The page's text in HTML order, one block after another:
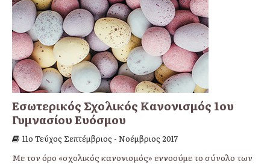
Εσωτερικός Σχολικός Κανονισμός 1ου
Γυμνασίου Ευόσμου
11o Τεύχος Σεπτέμβριος - Νοέμβριος 2017
Με τον όρο «σχολικός κανονισμός» εννοούμε το σύνολο των